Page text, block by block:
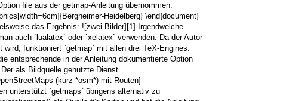
file aus der getmap-Anleitung übernommen:
Heidelberg} \end{document}
das Ergebnis: ![zwei Bilder][1] Irgendwelche
auch `lualatex` oder `xelatex` verwenden. Da der Autor
funktioniert `getmap` mit allen drei TeX-Engines.
entsprechende in der Anleitung dokumentierte Option
als Bildquelle genutzte Dienst
(kurz *osm*) mit Routen]
unterstützt `getmaps` übrigens alternativ zu